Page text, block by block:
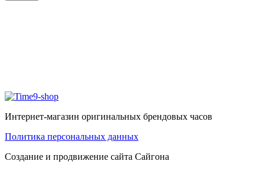
Интернет-магазин оригинальных брендовых часов
Политика персональных данных
Создание и продвижение сайта Сайгона